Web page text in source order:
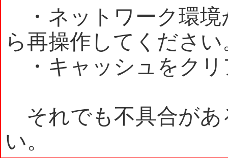
・ネットワーク環境
ら再操作してください
・キャッシュをクリ
それでも不具合があ
い。